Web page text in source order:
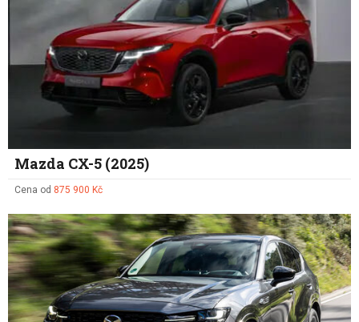
Mazda CX-5 (2025)
Cena od 875 900 Kč